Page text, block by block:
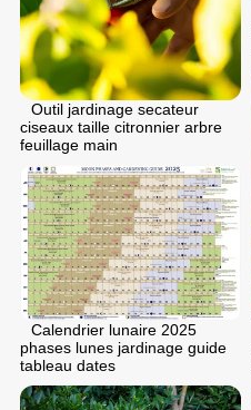
Outil jardinage secateur
ciseaux taille citronnier arbre
feuillage main
Calendrier lunaire 2025
phases lunes jardinage guide
tableau dates